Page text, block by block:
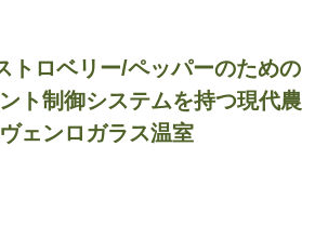
トロベリー/ペッパーのための
ト制御システムを持つ現代農
ェンロガラス温室